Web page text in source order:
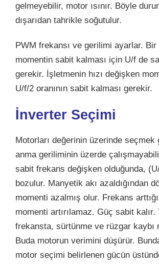
gelmeyebilir, motor ısınır. Böyle
dışarıdan tahrikle soğutulur.
PWM frekansı ve gerilimi ayarlar.
momentin sabit kalması için U/f de
gerekir. İşletmenin hızı değişken
U/f/2 oranının sabit kalması gerekir.
İnverter Seçimi
Motorları değerinin üzerinde seçmek
anma geriliminin üzerde
sabit frekans değişken olduğunda,
bozulur. Manyetik akı azaldığından
momenti azalmış olur. Frekans
momenti artırılamaz. Güç sabit
frekansta, sürtünme ve rüzgar kaybı
Buda motorun verimini düşürür.
motor seçimi belirlenen gücün